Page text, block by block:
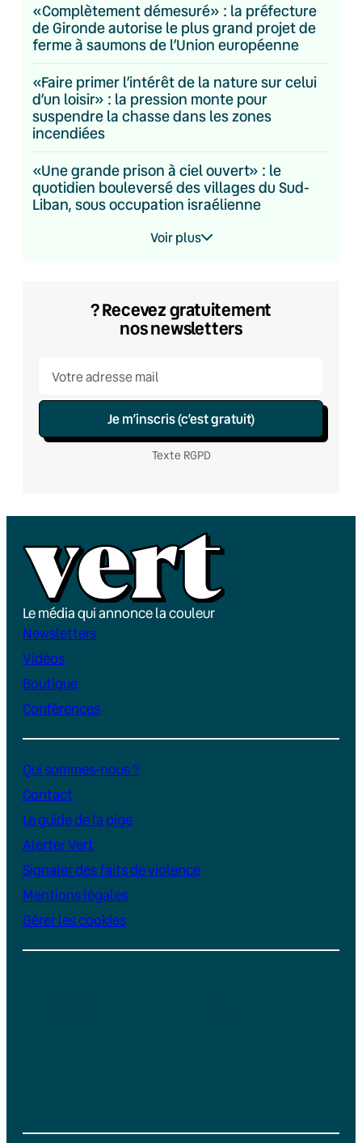
«Complètement démesuré» : la préfecture
de Gironde autorise le plus grand projet de
ferme à saumons de l’Union européenne
«Faire primer l’intérêt de la nature sur celui
d’un loisir» : la pression monte pour
suspendre la chasse dans les zones
incendiées
«Une grande prison à ciel ouvert» : le
quotidien bouleversé des villages du Sud-
Liban, sous occupation israélienne
Voir plus
? Recevez gratuitement
nos newsletters
Je m’inscris (c’est gratuit)
Texte RGPD
Le média qui annonce la couleur
Newsletters
Vidéos
Boutique
Conférences
Qui sommes-nous ?
Contact
Le guide de la pige
Alerter Vert
Signaler des faits de violence
Mentions légales
Gérer les cookies